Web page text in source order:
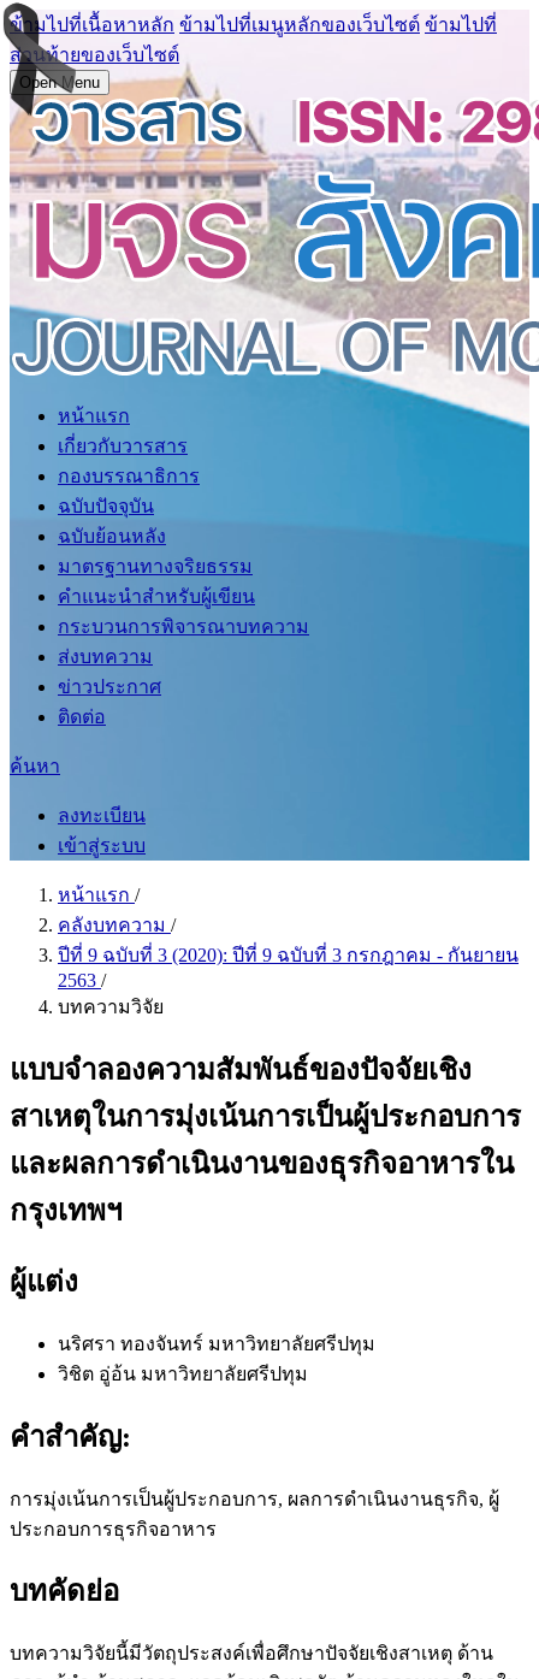
ข้ามไปที่เนื้อหาหลัก ข้ามไปที่เมนูหลักของเว็บไซต์ ข้ามไปที่
ส่วนท้ายของเว็บไซต์
Open Menu
หน้าแรก
เกี่ยวกับวารสาร
กองบรรณาธิการ
ฉบับปัจจุบัน
ฉบับย้อนหลัง
มาตรฐานทางจริยธรรม
คำแนะนำสำหรับผู้เขียน
กระบวนการพิจารณาบทความ
ส่งบทความ
ข่าวประกาศ
ติดต่อ
ค้นหา
ลงทะเบียน
เข้าสู่ระบบ
หน้าแรก /
คลังบทความ /
ปีที่ 9 ฉบับที่ 3 (2020): ปีที่ 9 ฉบับที่ 3 กรกฎาคม - กันยายน
2563 /
บทความวิจัย
แบบจำลองความสัมพันธ์ของปัจจัยเชิง
สาเหตุในการมุ่งเน้นการเป็นผู้ประกอบการ
และผลการดำเนินงานของธุรกิจอาหารใน
กรุงเทพฯ
ผู้แต่ง
นริศรา ทองจันทร์ มหาวิทยาลัยศรีปทุม
วิชิต อู่อ้น มหาวิทยาลัยศรีปทุม
คำสำคัญ:
การมุ่งเน้นการเป็นผู้ประกอบการ, ผลการดำเนินงานธุรกิจ, ผู้
ประกอบการธุรกิจอาหาร
บทคัดย่อ
บทความวิจัยนี้มีวัตถุประสงค์เพื่อศึกษาปัจจัยเชิงสาเหตุ ด้าน